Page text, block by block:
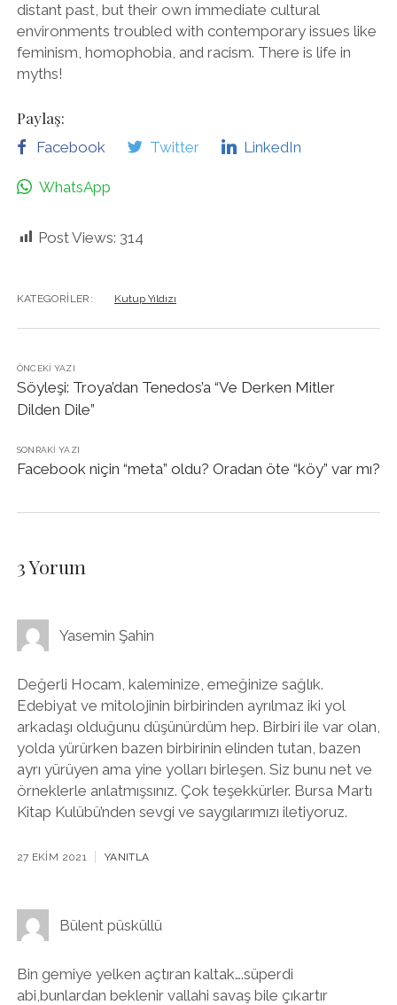
distant past, but their own immediate cultural
environments troubled with contemporary issues like
feminism, homophobia, and racism. There is life in
myths!
Paylaş:
Facebook Twitter LinkedIn
WhatsApp
Post Views: 314
KATEGORILER: Kutup Yıldızı
ÖNCEKI YAZI
Söyleşi: Troya’dan Tenedos’a “Ve Derken Mitler
Dilden Dile”
SONRAKI YAZI
Facebook niçin “meta” oldu? Oradan öte “köy” var mı?
3 Yorum
Yasemin Şahin
Değerli Hocam, kaleminize, emeğinize sağlık.
Edebiyat ve mitolojinin birbirinden ayrılmaz iki yol
arkadaşı olduğunu düşünürdüm hep. Birbiri ile var olan,
yolda yürürken bazen birbirinin elinden tutan, bazen
ayrı yürüyen ama yine yolları birleşen. Siz bunu net ve
örneklerle anlatmışsınız. Çok teşekkürler. Bursa Martı
Kitap Kulübü’nden sevgi ve saygılarımızı iletiyoruz.
27 EKIM 2021 YANITLA
Bülent püsküllü
Bin gemiye yelken açtıran kaltak….süperdi
abi,bunlardan beklenir vallahi savaş bile çıkartır